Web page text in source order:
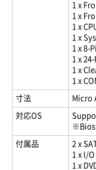
1 x
1 x
1 x
1 x
1 x 8-
1 x
1 x
1 x
寸法 Micro
対応OS
付属品
2 x
1 x I/
1 x